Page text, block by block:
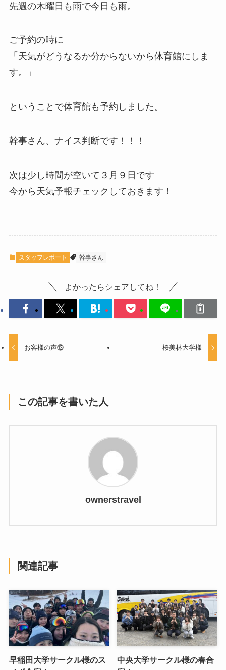
先週の木曜日も雨で今日も雨。
ご予約の時に
「天気がどうなるか分からないから体育館にしま
す。」
ということで体育館も予約しました。
幹事さん、ナイス判断です！！！
次は少し時間が空いて３月９日です
今から天気予報チェックしておきます！
スタッフレポート 幹事さん
よかったらシェアしてね！
お客様の声⑬ 桜美林大学様
この記事を書いた人
ownerstravel
関連記事
早稲田大学サークル様のス
中央大学サークル様の春合